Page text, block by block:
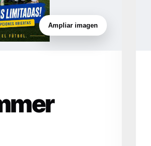
Ampliar imagen